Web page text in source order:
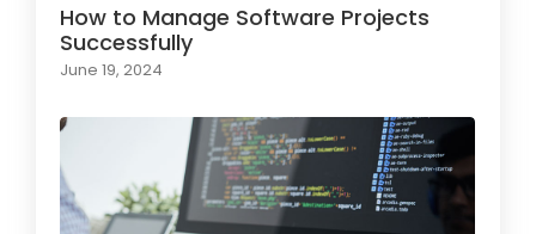
How to Manage Software Projects
Successfully
June 19, 2024